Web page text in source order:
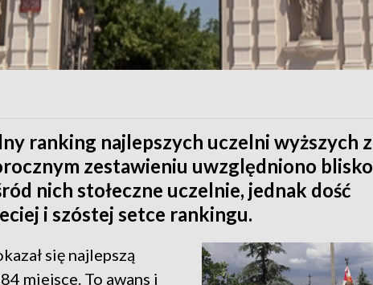
ranking najlepszych uczelni wyższych z
zestawieniu uwzględniono blisko
nich stołeczne uczelnie, jednak dość
i szóstej setce rankingu.
się najlepszą
miejsce. To awans i